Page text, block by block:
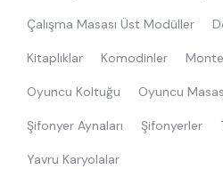
Çalışma Masası Üst Modüller
Kitaplıklar Komodinler
Oyuncu Koltuğu Oyuncu
Şifonyer Aynaları Şifonyerler
Yavru Karyolalar